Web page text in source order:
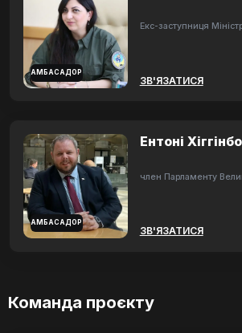
АМБАСАДОР
Екс-заступниця
ЗВ'ЯЗАТИСЯ
АМБАСАДОР
Ентоні
член Парламенту
ЗВ'ЯЗАТИСЯ
Команда проєкту